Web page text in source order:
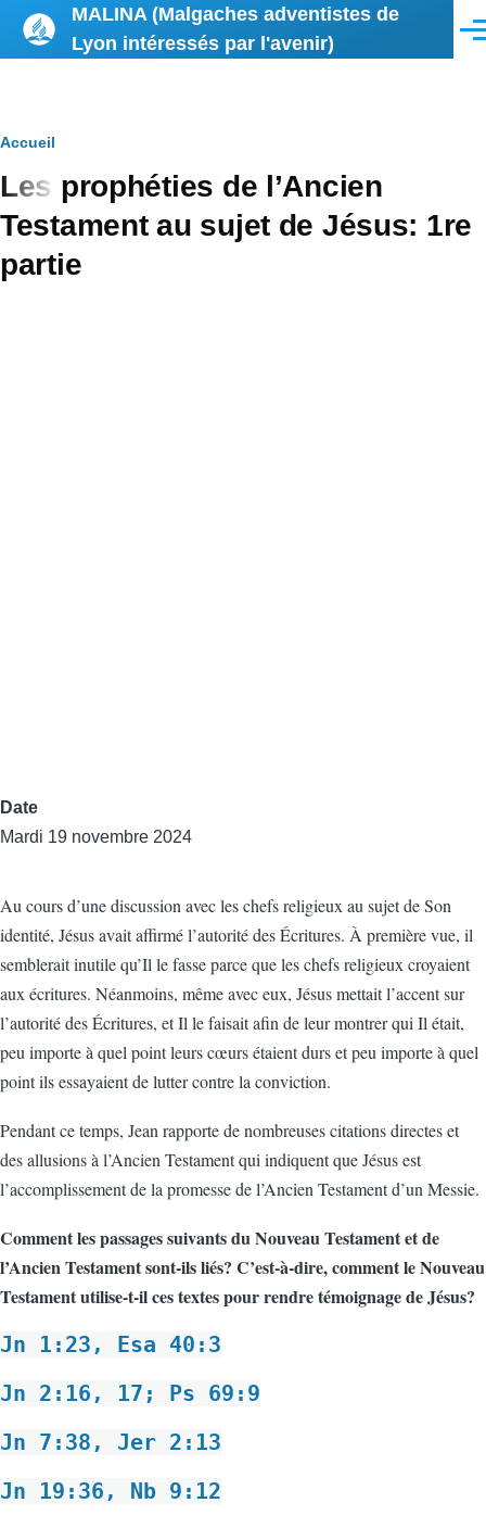
Aller au contenu principal
MALINA (Malgaches adventistes de
Lyon intéressés par l'avenir)
Fil
d'Ariane
Accueil
Les prophéties de l’Ancien
Testament au sujet de Jésus: 1re
partie
Date
Mardi 19 novembre 2024
Au cours d’une discussion avec les chefs religieux au sujet de Son
identité, Jésus avait affirmé l’autorité des Écritures. À première vue, il
semblerait inutile qu’Il le fasse parce que les chefs religieux croyaient
aux écritures. Néanmoins, même avec eux, Jésus mettait l’accent sur
l’autorité des Écritures, et Il le faisait afin de leur montrer qui Il était,
peu importe à quel point leurs cœurs étaient durs et peu importe à quel
point ils essayaient de lutter contre la conviction.
Pendant ce temps, Jean rapporte de nombreuses citations directes et
des allusions à l’Ancien Testament qui indiquent que Jésus est
l’accomplissement de la promesse de l’Ancien Testament d’un Messie.
Comment les passages suivants du Nouveau Testament et de
l’Ancien Testament sont-ils liés? C’est-à-dire, comment le Nouveau
Testament utilise-t-il ces textes pour rendre témoignage de Jésus?
Jn 1:23, Esa 40:3
Jn 2:16, 17; Ps 69:9
Jn 7:38, Jer 2:13
Jn 19:36, Nb 9:12